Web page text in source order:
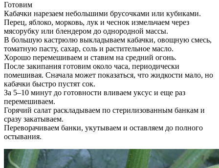
Готовим
Кабачки нарезаем небольшими брусочками или кубиками.
Перец, яблоко, морковь, лук и чеснок измельчаем через
мясорубку или блендером до однородной массы.
В большую кастрюлю выкладываем кабачки, овощную смесь,
томатную пасту, сахар, соль и растительное масло.
Хорошо перемешиваем и ставим на средний огонь.
После закипания готовим около часа, периодически
помешивая. Сначала может показаться, что жидкости мало, но
кабачки быстро пустят сок.
За 5–10 минут до готовности вливаем уксус и еще раз
перемешиваем.
Горячий салат раскладываем по стерилизованным банкам и
сразу закатываем.
Переворачиваем банки, укутываем и оставляем до полного
остывания.